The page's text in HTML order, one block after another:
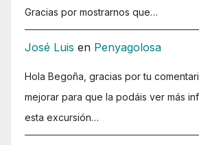
Gracias por mostrarnos que…
José Luis en Penyagolosa
Hola Begoña, gracias por tu
mejorar para que la podáis ver más
esta excursión…